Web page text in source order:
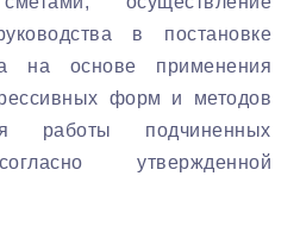
в постановке
на основе применения
форм и методов
работы подчиненных
утвержденной